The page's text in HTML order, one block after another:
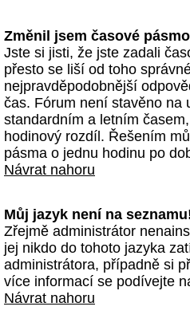
Změnil jsem časové
Jste si jisti, že jste zadali
přesto se liší od toho
nejpravděpodobnější
čas. Fórum není stavěno na
standardním a letním
hodinový rozdíl. Řešením
pásma o jednu hodinu po
Návrat nahoru
Můj jazyk není na
Zřejmě administrátor
jej nikdo do tohoto jazyka
administrátora, případně si
více informací se podívejte
Návrat nahoru